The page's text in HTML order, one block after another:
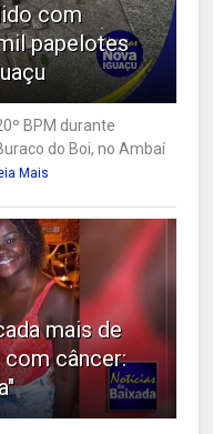
com
papelotes
BPM durante
do Boi, no Ambaí
Mais
mais de
com câncer: